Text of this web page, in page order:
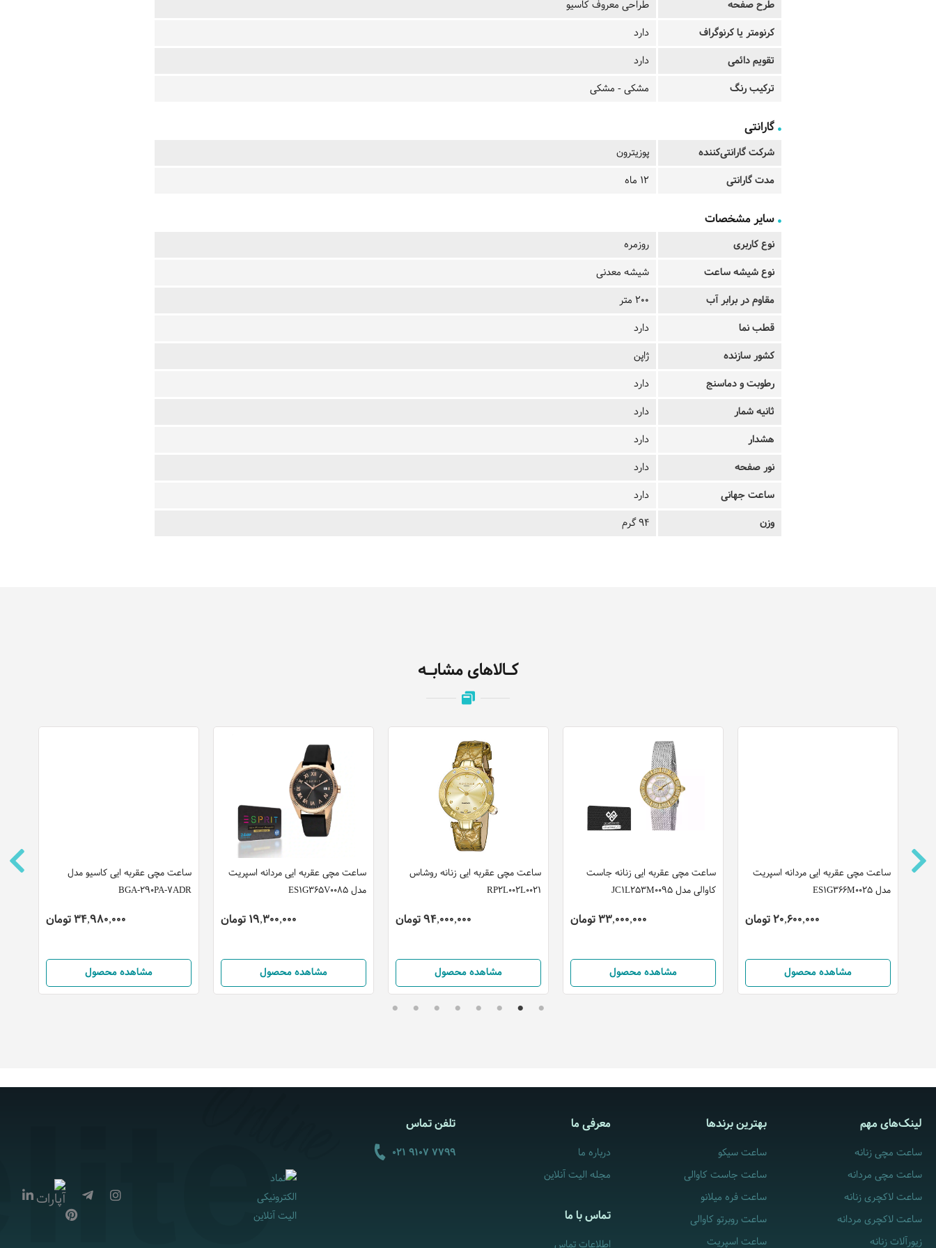
طرح صفحه
طراحی معروف کاسیو
کرنومتر یا کرنوگراف
دارد
تقویم دائمی
دارد
ترکیب رنگ
مشکی - مشکی
گارانتی
شرکت گارانتی‌کننده
پوزیترون
مدت گارانتی
12 ماه
سایر مشخصات
نوع کاربری
روزمره
نوع شیشه ساعت
شیشه معدنی
مقاوم در برابر آب
200 متر
قطب نما
دارد
کشور سازنده
ژاپن
رطوبت و دماسنج
دارد
ثانیه شمار
دارد
هشدار
دارد
نور صفحه
دارد
ساعت جهانی
دارد
وزن
94 گرم
کـالاهای مشابـه
ساعت مچی عقربه ایی کاسیو مدل
BGA-290PA-7ADR
34,980,000 تومان
مشاهده محصول
ساعت مچی عقربه ایی مردانه اسپریت
مدل ES1G365V0085
19,300,000 تومان
مشاهده محصول
ساعت مچی عقربه ایی زنانه روشاس
RP2L002L0021
94,000,000 تومان
مشاهده محصول
ساعت مچی عقربه ایی زنانه جاست
کاوالی مدل JC1L253M0095
33,000,000 تومان
مشاهده محصول
ساعت مچی عقربه ایی مردانه اسپریت
مدل ES1G366M0025
20,600,000 تومان
مشاهده محصول
لینک‌های مهم
ساعت مچی زنانه
ساعت مچی مردانه
ساعت لاکچری زنانه
ساعت لاکچری مردانه
زیورآلات زنانه
بهترین برندها
ساعت سیکو
ساعت جاست کاوالی
ساعت فره میلانو
ساعت روبرتو کاوالی
ساعت اسپریت
معرفی ما
درباره ما
مجله الیت آنلاین
تماس با ما
تلفن تماس
021 9107 7799